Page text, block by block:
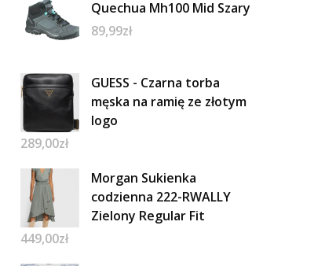
Quechua Mh100 Mid Szary
89,99zł
GUESS - Czarna torba
męska na ramię ze złotym
logo
289,00zł
Morgan Sukienka
codzienna 222-RWALLY
Zielony Regular Fit
449,00zł